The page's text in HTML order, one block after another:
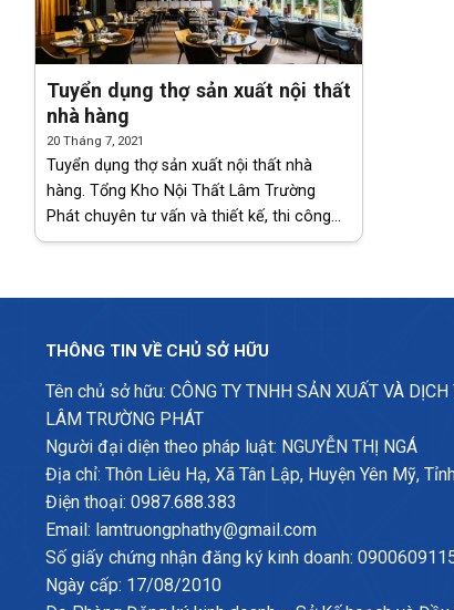
Tuyển dụng thợ sản xuất nội thất
nhà hàng
20 Tháng 7, 2021
Tuyển dụng thợ sản xuất nội thất nhà
hàng. Tổng Kho Nội Thất Lâm Trường
Phát chuyên tư vấn và thiết kế, thi công
trọn gói – nội thất văn phòng – nội thất
THÔNG TIN VỀ CHỦ SỞ HỮU
Tên chủ sở hữu: CÔNG TY TNHH SẢN XUẤT VÀ
LÂM TRƯỜNG PHÁT
Người đại diện theo pháp luật: NGUYỄN THỊ NGÁ
Địa chỉ: Thôn Liêu Hạ, Xã Tân Lập, Huyện Yên Mỹ,
Điện thoại: 0987.688.383
Email: lamtruongphathy@gmail.com
Số giấy chứng nhận đăng ký kinh doanh:
Ngày cấp: 17/08/2010